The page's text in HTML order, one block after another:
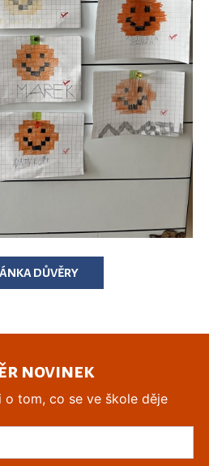
DŮVĚRY
novinek
o tom, co se ve škole děje